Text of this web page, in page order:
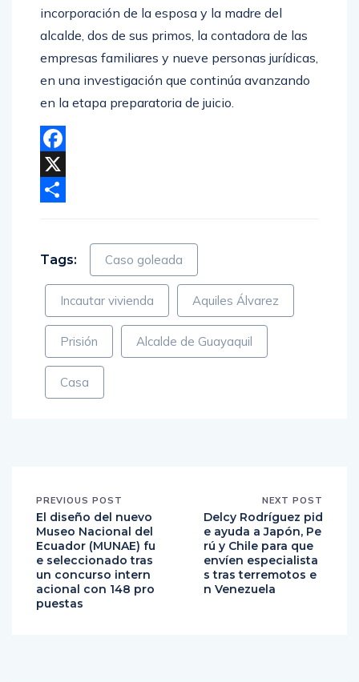
incorporación de la esposa y la madre del
alcalde, dos de sus primos, la contadora de las
empresas familiares y nueve personas jurídicas,
en una investigación que continúa avanzando
en la etapa preparatoria de juicio.
Facebook
X
Tags: Caso goleada
Incautar vivienda Aquiles Álvarez
Prisión Alcalde de Guayaquil
Casa
PREVIOUS POST
El diseño del nuevo
Museo Nacional del
Ecuador (MUNAE) fu
e seleccionado tras
un concurso intern
acional con 148 pro
puestas
NEXT POST
Delcy Rodríguez pid
e ayuda a Japón, Pe
rú y Chile para que
envíen especialista
s tras terremotos e
n Venezuela